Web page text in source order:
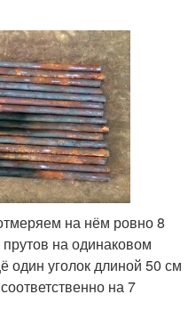
на нём ровно 8
на одинаковом
один уголок длиной 50 см
на 7